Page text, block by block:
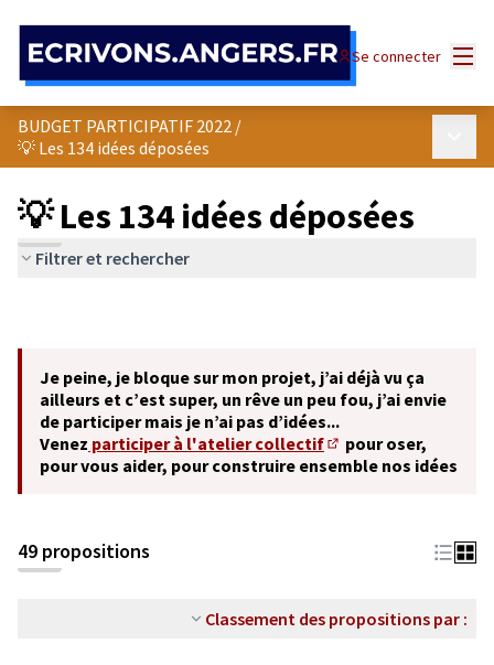
Se connecter
BUDGET PARTICIPATIF 2022 /
💡 Les 134 idées déposées
💡 Les 134 idées déposées
Filtrer et rechercher
Je peine, je bloque sur mon projet, j’ai déjà vu ça
ailleurs et c’est super, un rêve un peu fou, j’ai envie
de participer mais je n’ai pas d’idées...
Venez participer à l'atelier collectif
(S'ouvre dans un
pour oser,
pour vous aider, pour construire ensemble nos idées
49 propositions
Classement des propositions par :